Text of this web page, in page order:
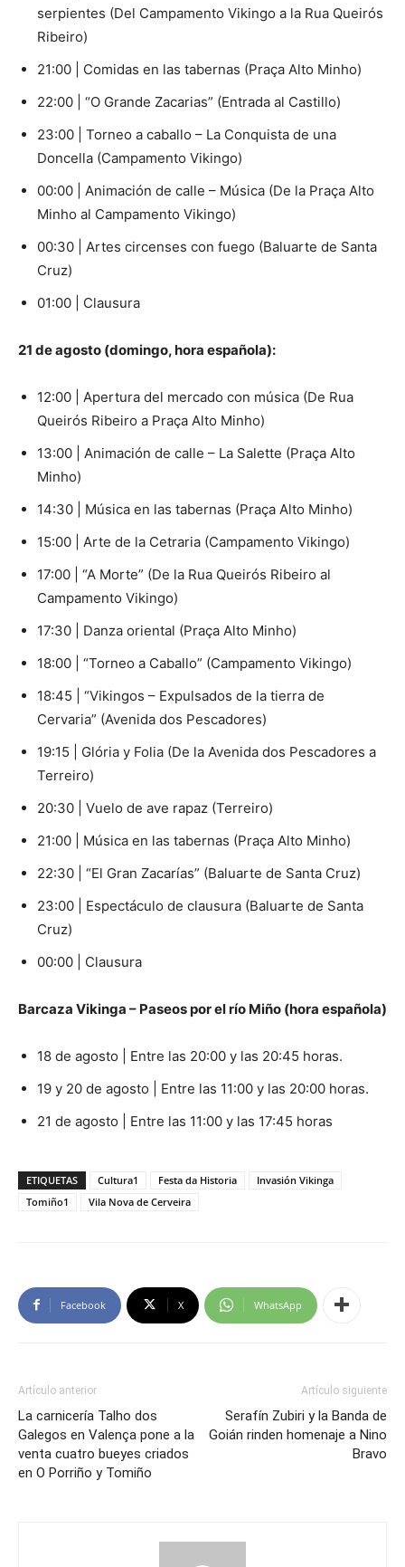
serpientes (Del Campamento Vikingo a la Rua Queirós
Ribeiro)
21:00 | Comidas en las tabernas (Praça Alto Minho)
22:00 | “O Grande Zacarias” (Entrada al Castillo)
23:00 | Torneo a caballo – La Conquista de una
Doncella (Campamento Vikingo)
00:00 | Animación de calle – Música (De la Praça Alto
Minho al Campamento Vikingo)
00:30 | Artes circenses con fuego (Baluarte de Santa
Cruz)
01:00 | Clausura
21 de agosto (domingo, hora española):
12:00 | Apertura del mercado con música (De Rua
Queirós Ribeiro a Praça Alto Minho)
13:00 | Animación de calle – La Salette (Praça Alto
Minho)
14:30 | Música en las tabernas (Praça Alto Minho)
15:00 | Arte de la Cetraria (Campamento Vikingo)
17:00 | “A Morte” (De la Rua Queirós Ribeiro al
Campamento Vikingo)
17:30 | Danza oriental (Praça Alto Minho)
18:00 | “Torneo a Caballo” (Campamento Vikingo)
18:45 | “Vikingos – Expulsados ​​de la tierra de
Cervaria” (Avenida dos Pescadores)
19:15 | Glória y Folia (De la Avenida dos Pescadores a
Terreiro)
20:30 | Vuelo de ave rapaz (Terreiro)
21:00 | Música en las tabernas (Praça Alto Minho)
22:30 | “El Gran Zacarías” (Baluarte de Santa Cruz)
23:00 | Espectáculo de clausura (Baluarte de Santa
Cruz)
00:00 | Clausura
Barcaza Vikinga – Paseos por el río Miño (hora española)
18 de agosto | Entre las 20:00 y las 20:45 horas.
19 y 20 de agosto | Entre las 11:00 y las 20:00 horas.
21 de agosto | Entre las 11:00 y las 17:45 horas
ETIQUETAS Cultura1 Festa da Historia
Invasión Vikinga
Tomiño1
Vila Nova de Cerveira
Facebook X WhatsApp
Artículo anterior
La carnicería Talho dos
Galegos en Valença pone a la
venta cuatro bueyes criados
en O Porriño y Tomiño
Artículo siguiente
Serafín Zubiri y la Banda de
Goián rinden homenaje a Nino
Bravo